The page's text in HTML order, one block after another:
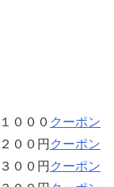
０００ クーポン
００円 クーポン
００円 クーポン